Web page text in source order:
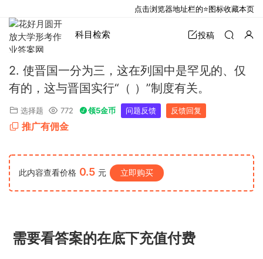
科目检索 投稿
2. 使晋国一分为三，这在列国中是罕见的、仅
有的，这与晋国实行“（ ）”制度有关。
选择题 772 领5金币 问题反馈 反馈回复
推广有佣金
此内容查看价格 0.5 元 立即购买
需要看答案的在底下充值付费
点击浏览器地址栏的⭐图标收藏本页